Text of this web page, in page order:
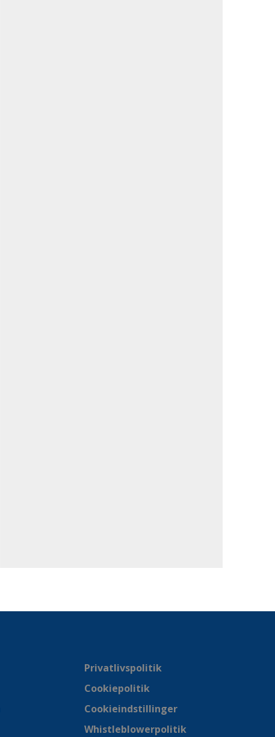
Privatlivspolitik
Cookiepolitik
Cookieindstillinger
Whistleblowerpolitik